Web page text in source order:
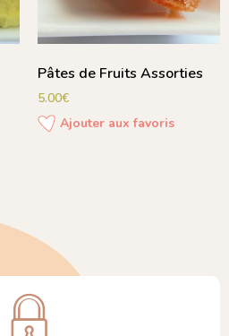
Pâtes de Fruits Assorties
5.00€
Ajouter aux favoris